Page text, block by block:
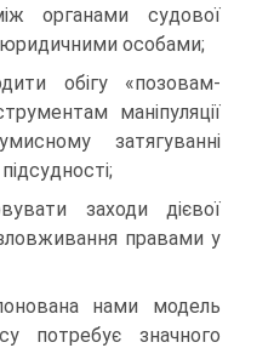
органами судової
юридичними особами;
обігу «позовам-
маніпуляції
затягуванні
заходи дієвої
правами у
нами модель
потребує значного